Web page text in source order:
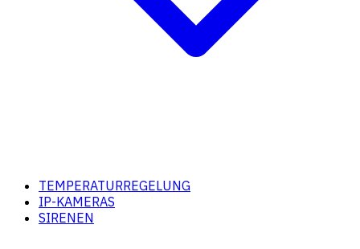
TEMPERATURREGELUNG
IP-KAMERAS
SIRENEN